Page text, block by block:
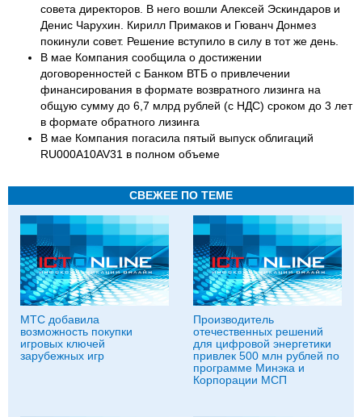
совета директоров. В него вошли Алексей Эскиндаров и
Денис Чарухин. Кирилл Примаков и Гюванч Донмез
покинули совет. Решение вступило в силу в тот же день.
В мае Компания сообщила о достижении
договоренностей с Банком ВТБ о привлечении
финансирования в формате возвратного лизинга на
общую сумму до 6,7 млрд рублей (с НДС) сроком до 3 лет
в формате обратного лизинга
В мае Компания погасила пятый выпуск облигаций
RU000A10AV31 в полном объеме
СВЕЖЕЕ ПО ТЕМЕ
МТС добавила
возможность покупки
игровых ключей
зарубежных игр
Производитель
отечественных решений
для цифровой энергетики
привлек 500 млн рублей по
программе Минэка и
Корпорации МСП